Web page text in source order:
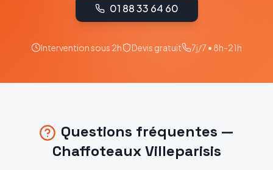
01 88 33 64 60
Intervention sous 2h Devis gratuit 7j/7 • 8h-21h
Questions fréquentes —
Chaffoteaux Villeparisis